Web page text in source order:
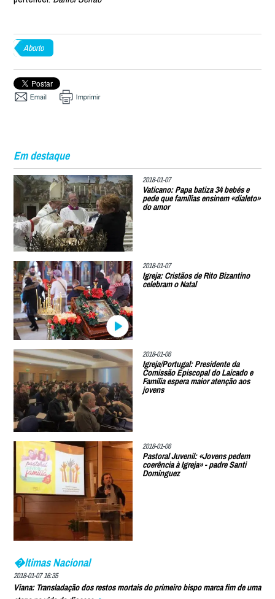
Aborto
Em destaque
2018-01-07
Vaticano: Papa batiza 34 bebés e
pede que famílias ensinem «dialeto»
do amor
2018-01-07
Igreja: Cristãos de Rito Bizantino
celebram o Natal
2018-01-06
Igreja/Portugal: Presidente da
Comissão Episcopal do Laicado e
Família espera maior atenção aos
jovens
2018-01-06
Pastoral Juvenil: «Jovens pedem
coerência à Igreja» - padre Santi
Dominguez
�ltimas Nacional
2018-01-07 16:35
Viana: Transladação dos restos mortais do primeiro bispo marca fim de uma